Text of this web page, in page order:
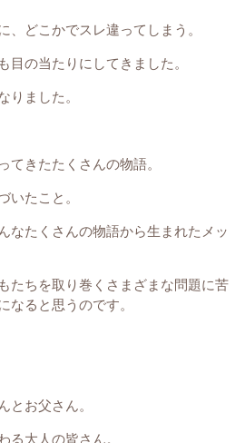
、どこかでスレ違ってしまう。
目の当たりにしてきました。
りました。
てきたたくさんの物語。
いたこと。
なたくさんの物語から生まれたメッ
たちを取り巻くさまざまな問題に苦
なると思うのです。
とお父さん。
る大人の皆さん。